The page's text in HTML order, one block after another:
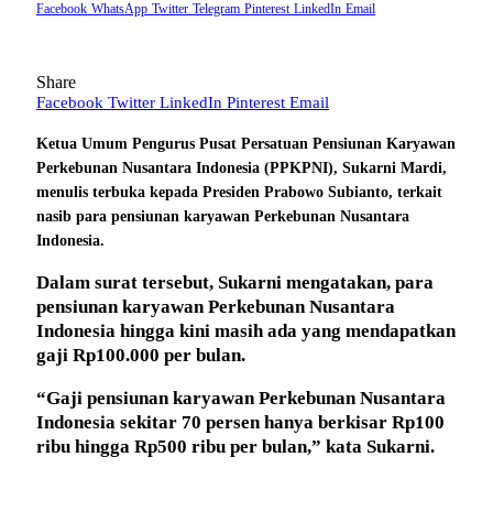
Facebook WhatsApp Twitter Telegram Pinterest LinkedIn Email
Share
Facebook Twitter LinkedIn Pinterest Email
Ketua Umum Pengurus Pusat Persatuan Pensiunan Karyawan
Perkebunan Nusantara Indonesia (PPKPNI), Sukarni Mardi,
menulis terbuka kepada Presiden Prabowo Subianto, terkait
nasib para pensiunan karyawan Perkebunan Nusantara
Indonesia.
Dalam surat tersebut, Sukarni mengatakan, para
pensiunan karyawan Perkebunan Nusantara
Indonesia hingga kini masih ada yang mendapatkan
gaji Rp100.000 per bulan.
“Gaji pensiunan karyawan Perkebunan Nusantara
Indonesia sekitar 70 persen hanya berkisar Rp100
ribu hingga Rp500 ribu per bulan,” kata Sukarni.